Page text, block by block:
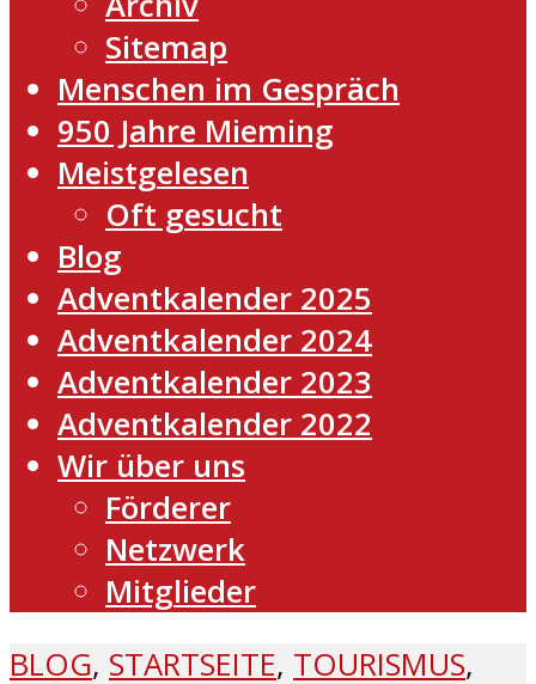
Sitemap
Menschen im Gespräch
950 Jahre Mieming
Meistgelesen
Oft gesucht
Blog
Adventkalender 2025
Adventkalender 2024
Adventkalender 2023
Adventkalender 2022
Wir über uns
Förderer
Netzwerk
Mitglieder
BLOG, STARTSEITE, TOURISMUS,